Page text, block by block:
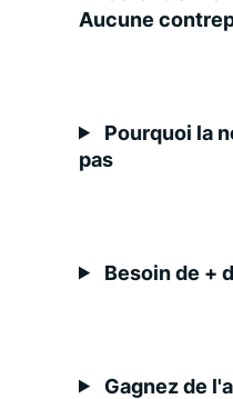
Aucune
Pourquoi la
pas
Besoin de +
Gagnez de